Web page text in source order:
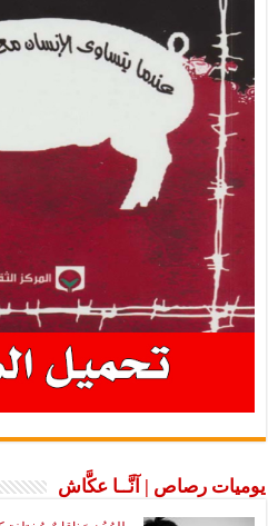
يوميات رصاص | آنَّــا عكَّاش